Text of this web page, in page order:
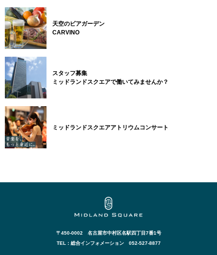
天空のビアガーデン
CARVINO
スタッフ募集
ミッドランドスクエアで働いてみませんか？
ミッドランドスクエアアトリウムコンサート
〒450-0002 名古屋市中村区名駅四丁目7番1号
TEL：総合インフォメーション 052-527-8877